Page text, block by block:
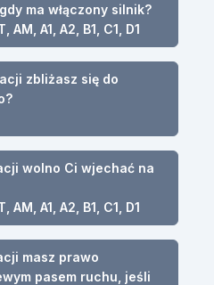
ma włączony silnik?
AM, A1, A2, B1, C1, D1
zbliżasz się do
wolno Ci wjechać na
AM, A1, A2, B1, C1, D1
masz prawo
pasem ruchu, jeśli